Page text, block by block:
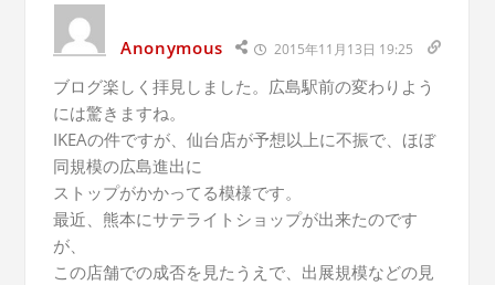
Anonymous 2015年11月13日 19:25
ブログ楽しく拝見しました。広島駅前の変わりよう
には驚きますね。
IKEAの件ですが、仙台店が予想以上に不振で、ほぼ
同規模の広島進出に
ストップがかかってる模様です。
最近、熊本にサテライトショップが出来たのです
が、
この店舗での成否を見たうえで、出展規模などの見